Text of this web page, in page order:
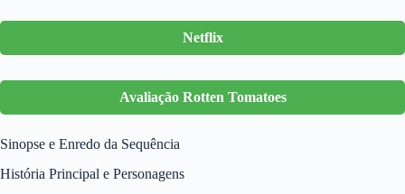
Netflix
Avaliação Rotten Tomatoes
Sinopse e Enredo da Sequência
História Principal e Personagens